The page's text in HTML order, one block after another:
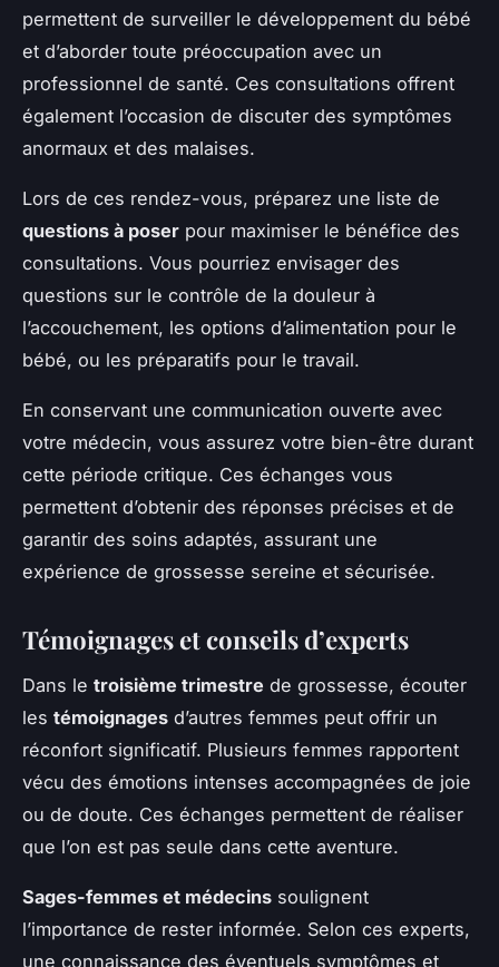
permettent de surveiller le développement du bébé
et d’aborder toute préoccupation avec un
professionnel de santé. Ces consultations offrent
également l’occasion de discuter des symptômes
anormaux et des malaises.
Lors de ces rendez-vous, préparez une liste de
questions à poser pour maximiser le bénéfice des
consultations. Vous pourriez envisager des
questions sur le contrôle de la douleur à
l’accouchement, les options d’alimentation pour le
bébé, ou les préparatifs pour le travail.
En conservant une communication ouverte avec
votre médecin, vous assurez votre bien-être durant
cette période critique. Ces échanges vous
permettent d’obtenir des réponses précises et de
garantir des soins adaptés, assurant une
expérience de grossesse sereine et sécurisée.
Témoignages et conseils d’experts
Dans le troisième trimestre de grossesse, écouter
les témoignages d’autres femmes peut offrir un
réconfort significatif. Plusieurs femmes rapportent
vécu des émotions intenses accompagnées de joie
ou de doute. Ces échanges permettent de réaliser
que l’on est pas seule dans cette aventure.
Sages-femmes et médecins soulignent
l’importance de rester informée. Selon ces experts,
une connaissance des éventuels symptômes et